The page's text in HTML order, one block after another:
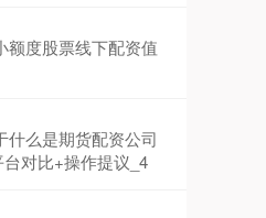
额度股票线下配资值
什么是期货配资公司
对比+操作提议_4